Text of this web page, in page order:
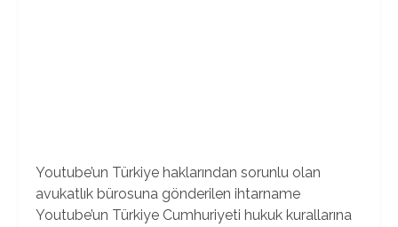
Youtube’un Türkiye haklarından sorunlu olan
avukatlık bürosuna gönderilen ihtarname
Youtube’un Türkiye Cumhuriyeti hukuk kurallarına